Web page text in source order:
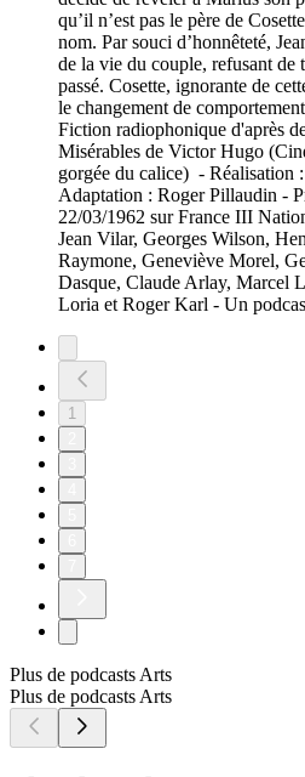
qu’il n’est pas le père de
nom. Par souci d’honnêteté,
de la vie du couple, refusant de
passé. Cosette, ignorante de
le changement de
Fiction radiophonique d'après
Misérables de Victor Hugo
gorgée du calice) - Réalisation
Adaptation : Roger Pillaudin -
22/03/1962 sur France III
Jean Vilar, Georges Wilson,
Raymone, Geneviève Morel,
Dasque, Claude Arlay, Marcel
Loria et Roger Karl - Un
1
Plus de podcasts Arts
Plus de podcasts Arts